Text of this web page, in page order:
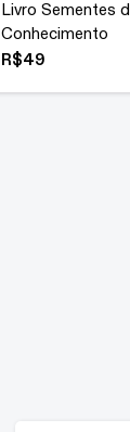
Livro Sementes
Conhecimento
R$49